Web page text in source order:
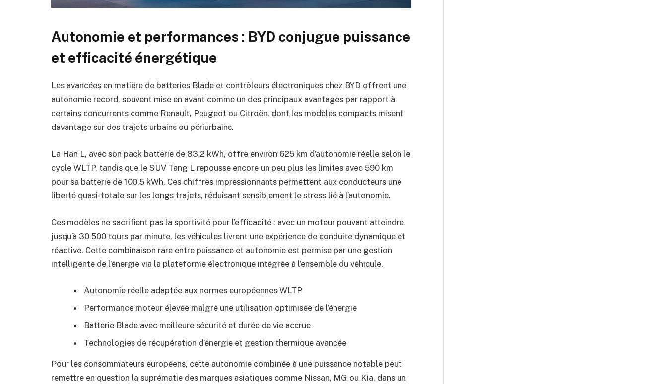
Autonomie et performances : BYD conjugue puissance
et efficacité énergétique
Les avancées en matière de batteries Blade et contrôleurs électroniques chez BYD offrent une
autonomie record, souvent mise en avant comme un des principaux avantages par rapport à
certains concurrents comme Renault, Peugeot ou Citroën, dont les modèles compacts misent
davantage sur des trajets urbains ou périurbains.
La Han L, avec son pack batterie de 83,2 kWh, offre environ 625 km d’autonomie réelle selon le
cycle WLTP, tandis que le SUV Tang L repousse encore un peu plus les limites avec 590 km
pour sa batterie de 100,5 kWh. Ces chiffres impressionnants permettent aux conducteurs une
liberté quasi-totale sur les longs trajets, réduisant sensiblement le stress lié à l’autonomie.
Ces modèles ne sacrifient pas la sportivité pour l’efficacité : avec un moteur pouvant atteindre
jusqu’à 30 500 tours par minute, les véhicules livrent une expérience de conduite dynamique et
réactive. Cette combinaison rare entre puissance et autonomie est permise par une gestion
intelligente de l’énergie via la plateforme électronique intégrée à l’ensemble du véhicule.
Autonomie réelle adaptée aux normes européennes WLTP
Performance moteur élevée malgré une utilisation optimisée de l’énergie
Batterie Blade avec meilleure sécurité et durée de vie accrue
Technologies de récupération d’énergie et gestion thermique avancée
Pour les consommateurs européens, cette autonomie combinée à une puissance notable peut
remettre en question la suprématie des marques asiatiques comme Nissan, MG ou Kia, dans un